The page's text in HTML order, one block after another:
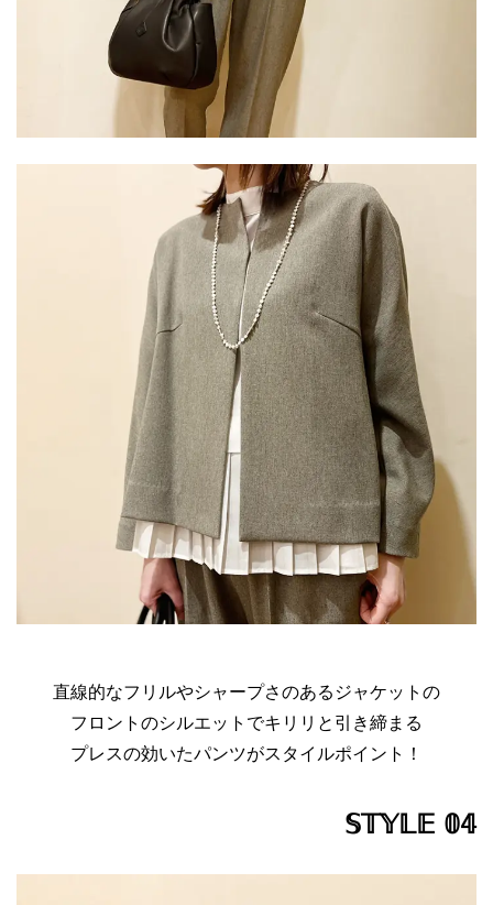
直線的なフリルやシャープさのあるジャケットの
フロントのシルエットでキリリと引き締まる
プレスの効いたパンツがスタイルポイント！
𝕊𝕋𝕐𝕃𝔼 𝟘𝟜